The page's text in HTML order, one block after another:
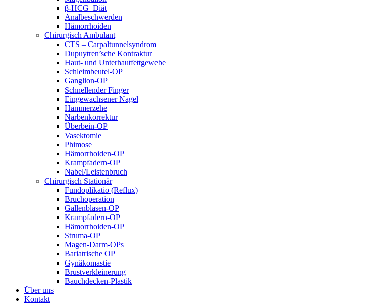
β-HCG–Diät
Analbeschwerden
Hämorrhoiden
Chirurgisch Ambulant
CTS – Carpaltunnelsyndrom
Dupuytren’sche Kontraktur
Haut- und Unterhautfettgewebe
Schleimbeutel-OP
Ganglion-OP
Schnellender Finger
Eingewachsener Nagel
Hammerzehe
Narbenkorrektur
Überbein-OP
Vasektomie
Phimose
Hämorrhoiden-OP
Krampfadern-OP
Nabel/Leistenbruch
Chirurgisch Stationär
Fundoplikatio (Reflux)
Bruchoperation
Gallenblasen-OP
Krampfadern-OP
Hämorrhoiden-OP
Struma-OP
Magen-Darm-OPs
Bariatrische OP
Gynäkomastie
Brustverkleinerung
Bauchdecken-Plastik
Über uns
Kontakt